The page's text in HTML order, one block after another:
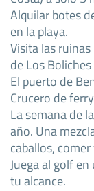
Alquilar botes
en la playa.
Visita las
de Los Boliches
El puerto de
Crucero de
La semana de
año. Una
caballos, comer
Juega al golf
tu alcance.